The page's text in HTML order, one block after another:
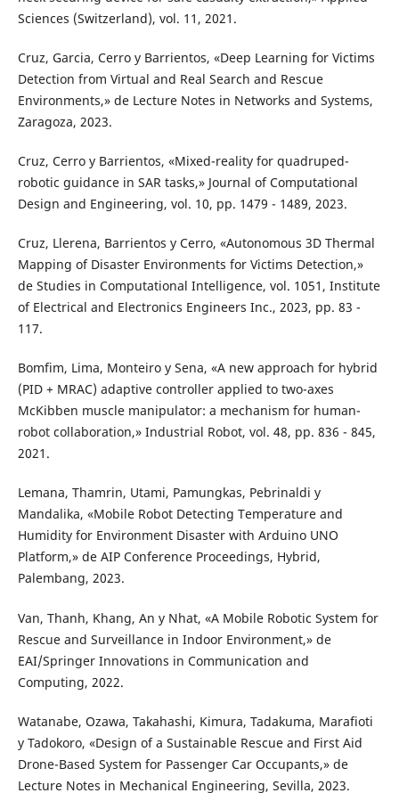
Sciences (Switzerland), vol. 11, 2021.
Cruz, Garcia, Cerro y Barrientos, «Deep Learning for Victims
Detection from Virtual and Real Search and Rescue
Environments,» de Lecture Notes in Networks and Systems,
Zaragoza, 2023.
Cruz, Cerro y Barrientos, «Mixed-reality for quadruped-
robotic guidance in SAR tasks,» Journal of Computational
Design and Engineering, vol. 10, pp. 1479 - 1489, 2023.
Cruz, Llerena, Barrientos y Cerro, «Autonomous 3D Thermal
Mapping of Disaster Environments for Victims Detection,»
de Studies in Computational Intelligence, vol. 1051, Institute
of Electrical and Electronics Engineers Inc., 2023, pp. 83 -
117.
Bomfim, Lima, Monteiro y Sena, «A new approach for hybrid
(PID + MRAC) adaptive controller applied to two-axes
McKibben muscle manipulator: a mechanism for human-
robot collaboration,» Industrial Robot, vol. 48, pp. 836 - 845,
2021.
Lemana, Thamrin, Utami, Pamungkas, Pebrinaldi y
Mandalika, «Mobile Robot Detecting Temperature and
Humidity for Environment Disaster with Arduino UNO
Platform,» de AIP Conference Proceedings, Hybrid,
Palembang, 2023.
Van, Thanh, Khang, An y Nhat, «A Mobile Robotic System for
Rescue and Surveillance in Indoor Environment,» de
EAI/Springer Innovations in Communication and
Computing, 2022.
Watanabe, Ozawa, Takahashi, Kimura, Tadakuma, Marafioti
y Tadokoro, «Design of a Sustainable Rescue and First Aid
Drone-Based System for Passenger Car Occupants,» de
Lecture Notes in Mechanical Engineering, Sevilla, 2023.